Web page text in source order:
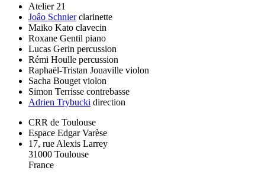
Atelier 21
Joâo Schnier clarinette
Maïko Kato clavecin
Roxane Gentil piano
Lucas Gerin percussion
Rémi Houlle percussion
Raphaël-Tristan Jouaville violon
Sacha Bouget violon
Simon Terrisse contrebasse
Adrien Trybucki direction
CRR de Toulouse
Espace Edgar Varèse
17, rue Alexis Larrey
31000 Toulouse
France